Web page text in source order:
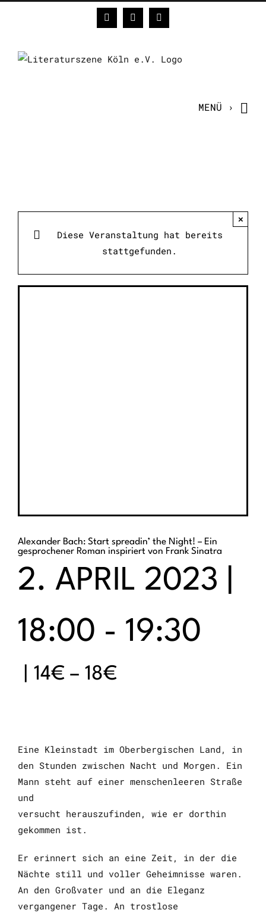
FacebookInstagram
E-
Mail
Diese Veranstaltung hat bereits
stattgefunden.
×
Alexander Bach: Start spreadin’ the Night! – Ein
gesprochener Roman inspiriert von Frank Sinatra
2. APRIL 2023 |
18:00 - 19:30
14€ – 18€
Eine Kleinstadt im Oberbergischen Land, in
den Stunden zwischen Nacht und Morgen. Ein
Mann steht auf einer menschenleeren Straße
und
versucht herauszufinden, wie er dorthin
gekommen ist.
Er erinnert sich an eine Zeit, in der die
Nächte still und voller Geheimnisse waren.
An den Großvater und an die Eleganz
vergangener Tage. An trostlose